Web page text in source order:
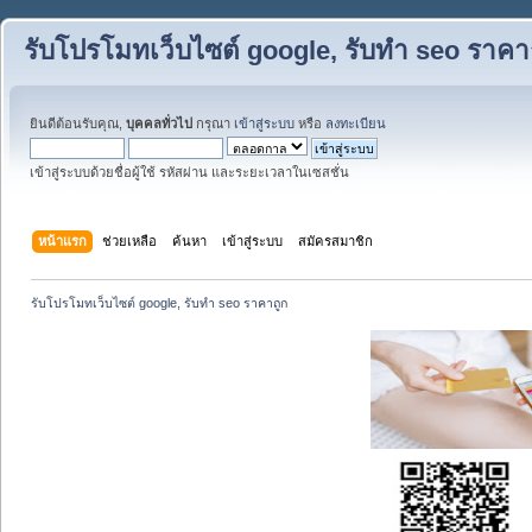
รับโปรโมทเว็บไซต์ google, รับทำ seo ราค
ยินดีต้อนรับคุณ, บุคคลทั่วไป กรุณา เข้าสู่ระบบ หรือ ลงทะเบียน
เข้าสู่ระบบด้วยชื่อผู้ใช้ รหัสผ่าน และระยะเวลาในเซสชั่น
หน้าแรก ช่วยเหลือ ค้นหา เข้าสู่ระบบ สมัครสมาชิก
รับโปรโมทเว็บไซต์ google, รับทำ seo ราคาถูก